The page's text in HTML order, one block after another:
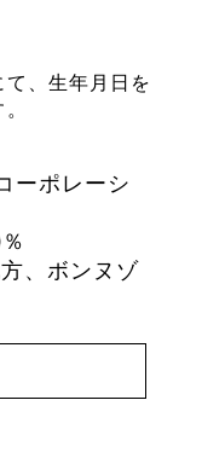
、生年月日を
ーポレーシ
、ボンヌゾ